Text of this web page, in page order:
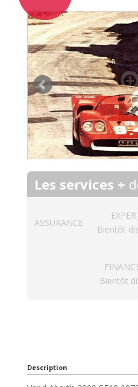
Les services +
ASSURANCE
Bientôt
Bientôt
Description